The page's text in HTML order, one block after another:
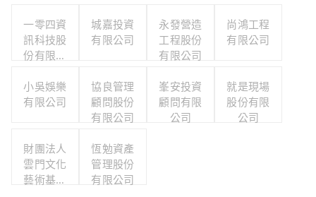
一零四資
訊科技股
份有限公
城嘉投資
有限公司
永發營造
工程股份
有限公司
尚鴻工程
有限公司
小吳娛樂
有限公司
協良管理
顧問股份
有限公司
峯安投資
顧問有限
公司
就是現場
股份有限
公司
財團法人
雲門文化
藝術基金
恆勉資產
管理股份
有限公司